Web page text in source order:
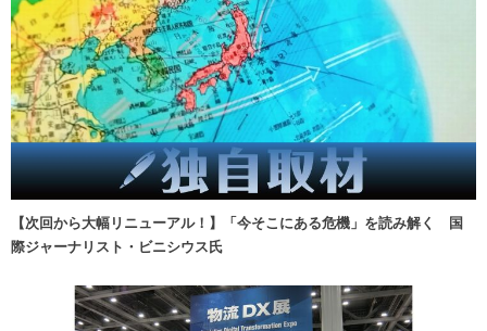
【次回から大幅リニューアル！】「今そこにある危機」を読み解く 国
際ジャーナリスト・ビニシウス氏